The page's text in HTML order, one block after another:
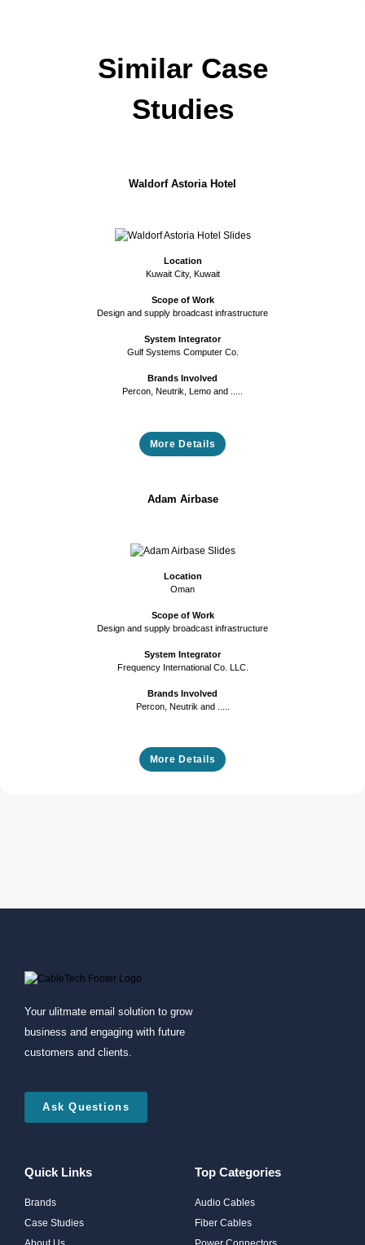
Similar Case
Studies
Waldorf Astoria Hotel
Previous
Location
Kuwait City, Kuwait
Scope of Work
Design and supply broadcast infrastructure
System Integrator
Gulf Systems Computer Co.
Brands Involved
Percon, Neutrik, Lemo and .....
More Details
Adam Airbase
Location
Oman
Scope of Work
Design and supply broadcast infrastructure
System Integrator
Frequency International Co. LLC.
Brands Involved
Percon, Neutrik and .....
More Details
Your ulitmate email solution to grow
business and engaging with future
customers and clients.
Ask Questions
Quick Links
Brands
Case Studies
Top Categories
Audio Cables
Fiber Cables